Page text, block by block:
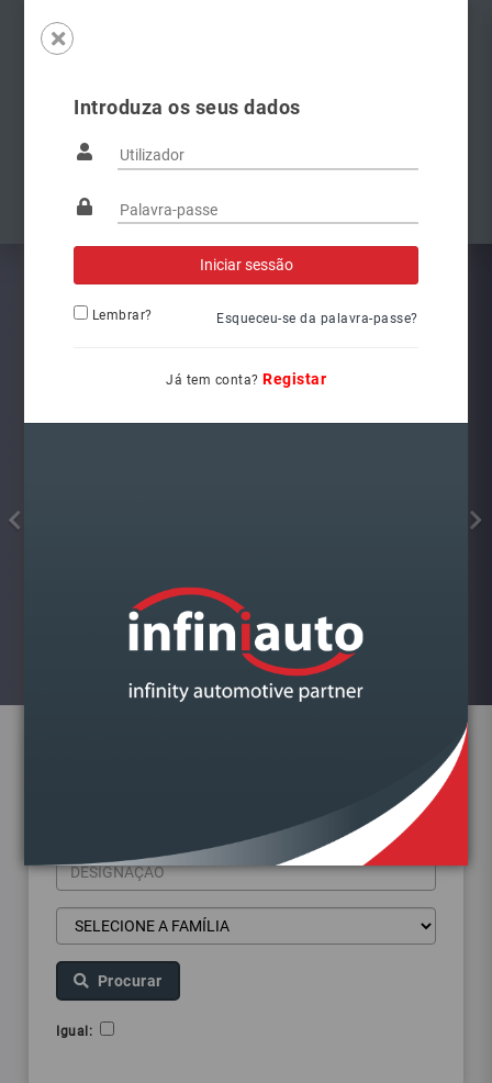
Introduza os seus dados
Lembrar? Esqueceu-se da palavra-passe?
Já tem conta? Registar
Famílias
TEMP.KIMAPA
Visualizar
Procurar
Igual: